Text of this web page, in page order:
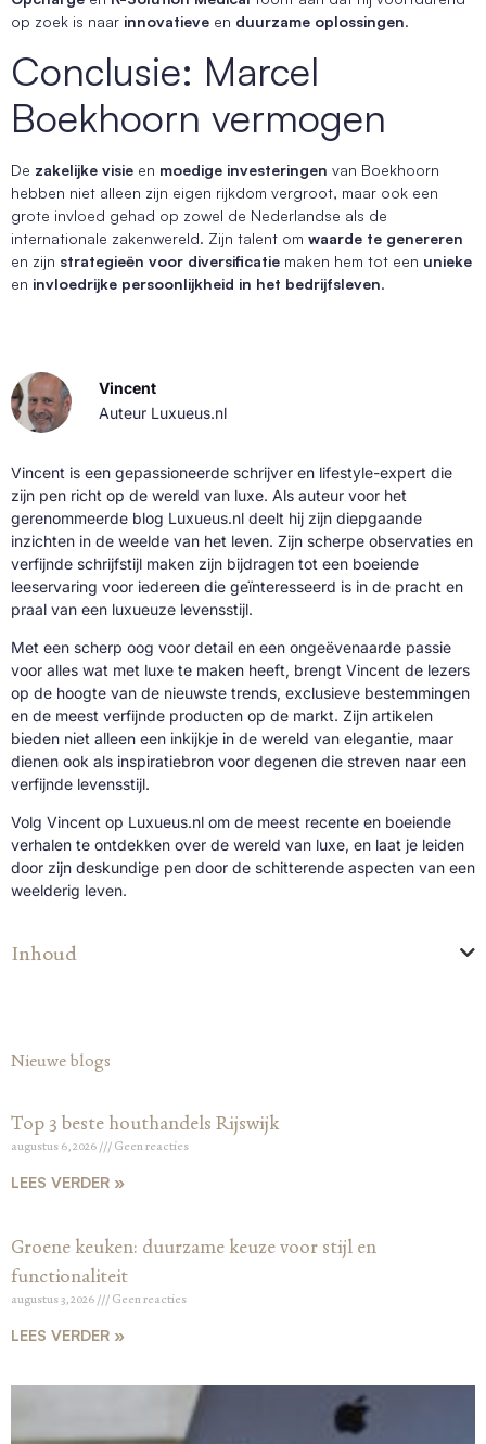
op zoek is naar innovatieve en duurzame oplossingen.
Conclusie: Marcel
Boekhoorn vermogen
De zakelijke visie en moedige investeringen van Boekhoorn
hebben niet alleen zijn eigen rijkdom vergroot, maar ook een
grote invloed gehad op zowel de Nederlandse als de
internationale zakenwereld. Zijn talent om waarde te genereren
en zijn strategieën voor diversificatie maken hem tot een unieke
en invloedrijke persoonlijkheid in het bedrijfsleven.
Vincent
Auteur Luxueus.nl
Vincent is een gepassioneerde schrijver en lifestyle-expert die
zijn pen richt op de wereld van luxe. Als auteur voor het
gerenommeerde blog Luxueus.nl deelt hij zijn diepgaande
inzichten in de weelde van het leven. Zijn scherpe observaties en
verfijnde schrijfstijl maken zijn bijdragen tot een boeiende
leeservaring voor iedereen die geïnteresseerd is in de pracht en
praal van een luxueuze levensstijl.
Met een scherp oog voor detail en een ongeëvenaarde passie
voor alles wat met luxe te maken heeft, brengt Vincent de lezers
op de hoogte van de nieuwste trends, exclusieve bestemmingen
en de meest verfijnde producten op de markt. Zijn artikelen
bieden niet alleen een inkijkje in de wereld van elegantie, maar
dienen ook als inspiratiebron voor degenen die streven naar een
verfijnde levensstijl.
Volg Vincent op Luxueus.nl om de meest recente en boeiende
verhalen te ontdekken over de wereld van luxe, en laat je leiden
door zijn deskundige pen door de schitterende aspecten van een
weelderig leven.
Inhoud
Nieuwe blogs
Top 3 beste houthandels Rijswijk
augustus 6, 2026 Geen reacties
LEES VERDER »
Groene keuken: duurzame keuze voor stijl en
functionaliteit
augustus 3, 2026 Geen reacties
LEES VERDER »